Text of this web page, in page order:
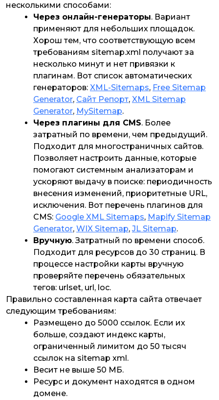
несколькими способами:
Через онлайн-генераторы. Вариант
применяют для небольших площадок.
Хорош тем, что соответствующую всем
требованиям sitemap.xml получают за
несколько минут и нет привязки к
плагинам. Вот список автоматических
генераторов: XML-Sitemaps, Free Sitemap
Generator, Сайт Репорт, XML Sitemap
Generator, MySitemap.
Через плагины для CMS. Более
затратный по времени, чем предыдущий.
Подходит для многостраничных сайтов.
Позволяет настроить данные, которые
помогают системным анализаторам и
ускоряют выдачу в поиске: периодичность
внесения изменений, приоритетные URL,
исключения. Вот перечень плагинов для
CMS: Google XML Sitemaps, Mapify Sitemap
Generator, WIX Sitemap, JL Sitemap.
Вручную. Затратный по времени способ.
Подходит для ресурсов до 30 страниц. В
процессе настройки карты вручную
проверяйте перечень обязательных
тегов: urlset, url, loc.
Правильно составленная карта сайта отвечает
следующим требованиям:
Размещено до 5000 ссылок. Если их
больше, создают индекс карты,
ограниченный лимитом до 50 тысяч
ссылок на sitemap xml.
Весит не выше 50 МБ.
Ресурс и документ находятся в одном
домене.